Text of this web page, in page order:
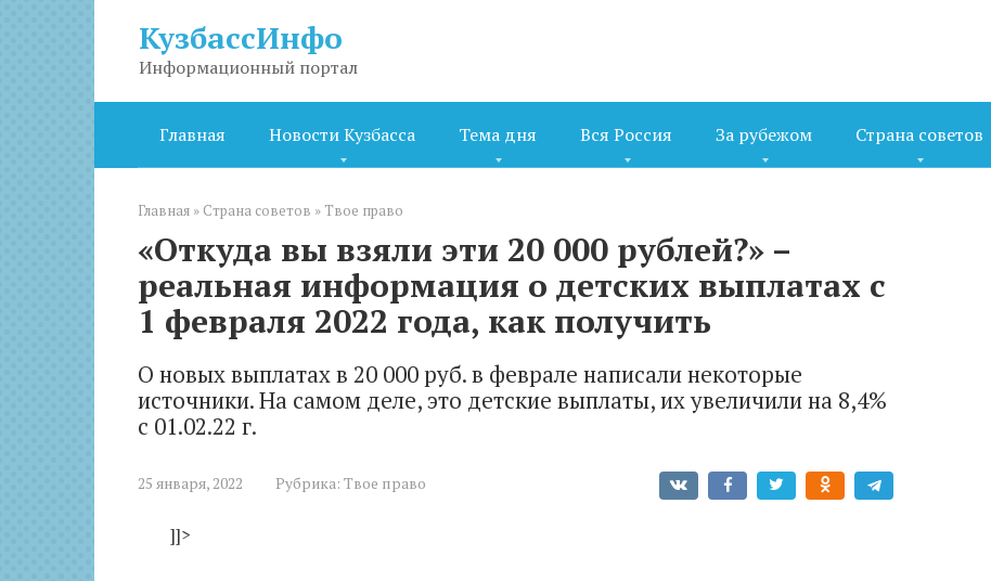
КузбассИнфо
Информационный портал
Главная Новости Кузбасса Тема дня Вся Россия За рубежом Страна советов
Главная » Страна советов » Твое право
«Откуда вы взяли эти 20 000 рублей?» –
реальная информация о детских выплатах с
1 февраля 2022 года, как получить
О новых выплатах в 20 000 руб. в феврале написали некоторые
источники. На самом деле, это детские выплаты, их увеличили на 8,4%
с 01.02.22 г.
25 января, 2022 Рубрика: Твое право
]]>